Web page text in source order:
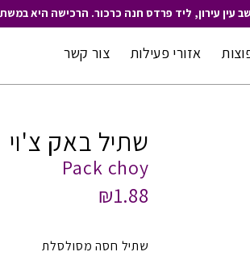
עין עירון, ליד פרדס חנה כרכור. הרכישה היא
אזורי פעילות צור קשר
שתיל באק צ'וי
Pack choy
₪1.88
שתיל חסה מסולסלת